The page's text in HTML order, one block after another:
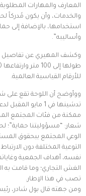
المعارف والمهارات
والخدمات، وأن يكون مُدركاً
استخدامها، بالإضافة إلى
وأساليبه”.
وكشف المهيري عن تفاصيل
للأرقام القياسية العالمية.
ووأوضح أن اللوحة تقع على
تدشينها في 1 مايو
ممكنة من فئات المجتمع
شعار: “مسؤوليتنا
الوعي المجتمع ببحقوق
التوعية المختلفة دون
نفسه، أهداف الجمعية
الغش التجاري؛ وما قامت
تصب في هذا الإطار.
ومن جهته قال بول شادر،